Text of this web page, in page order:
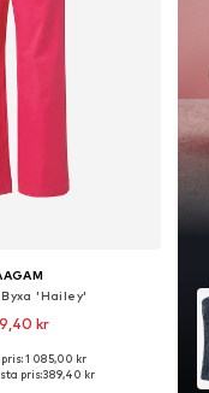
'Hailey'
kr
storlekar: 34
1 085,00 kr
pris:389,40 kr